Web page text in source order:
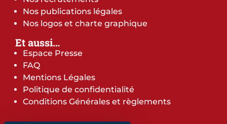
Nos publications légales
Nos logos et charte graphique
Et aussi…
Espace Presse
FAQ
Mentions Légales
Politique de confidentialité
Conditions Générales et règlements